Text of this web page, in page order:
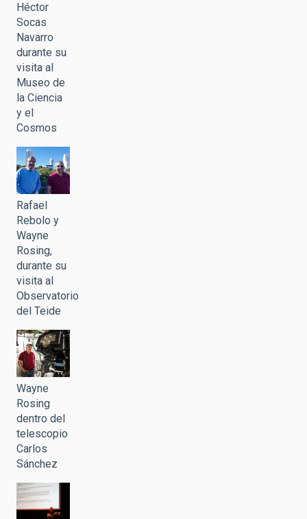
Héctor
Socas
Navarro
durante su
visita al
Museo de
la Ciencia
y el
Cosmos
Rafael
Rebolo y
Wayne
Rosing,
durante su
visita al
Observatorio
del Teide
Wayne
Rosing
dentro del
telescopio
Carlos
Sánchez